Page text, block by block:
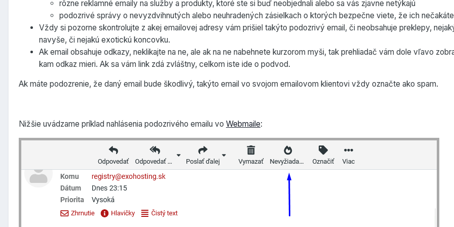
rôzne reklamné emaily na služby a produkty, ktoré ste si buď neobjednali alebo sa vás zjavne netýkajú
podozrivé správy o nevyzdvihnutých alebo neuhradených zásielkach o ktorých bezpečne viete, že ich
Vždy si pozorne skontrolujte z akej emailovej adresy vám prišiel takýto podozrivý email, či neobsahuje preklepy,
navyše, či nejakú exotickú koncovku.
Ak email obsahuje odkazy, neklikajte na ne, ale ak na ne nabehnete kurzorom myši, tak prehliadač vám dole vľavo
kam odkaz mieri. Ak sa vám link zdá zvláštny, celkom iste ide o podvod.
Ak máte podozrenie, že daný email bude škodlivý, takýto email vo svojom emailovom klientovi vždy označte ako spam.
Nižšie uvádzame príklad nahlásenia podozrivého emailu vo Webmaile: